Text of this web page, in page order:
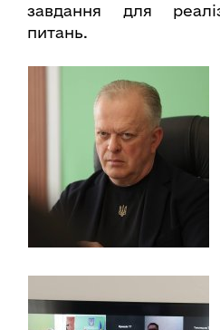
завдання для
питань.